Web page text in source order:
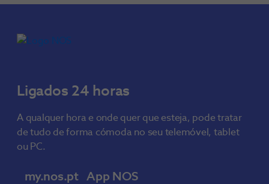
Ligados 24 horas
A qualquer hora e onde quer que esteja, pode tratar
de tudo de forma cómoda no seu telemóvel, tablet
ou PC.
my.nos.pt App NOS